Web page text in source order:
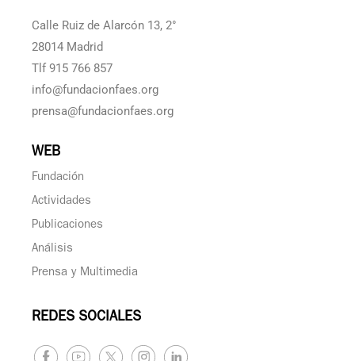
Calle Ruiz de Alarcón 13, 2°
28014 Madrid
Tlf 915 766 857
info@fundacionfaes.org
prensa@fundacionfaes.org
WEB
Fundación
Actividades
Publicaciones
Análisis
Prensa y Multimedia
REDES SOCIALES